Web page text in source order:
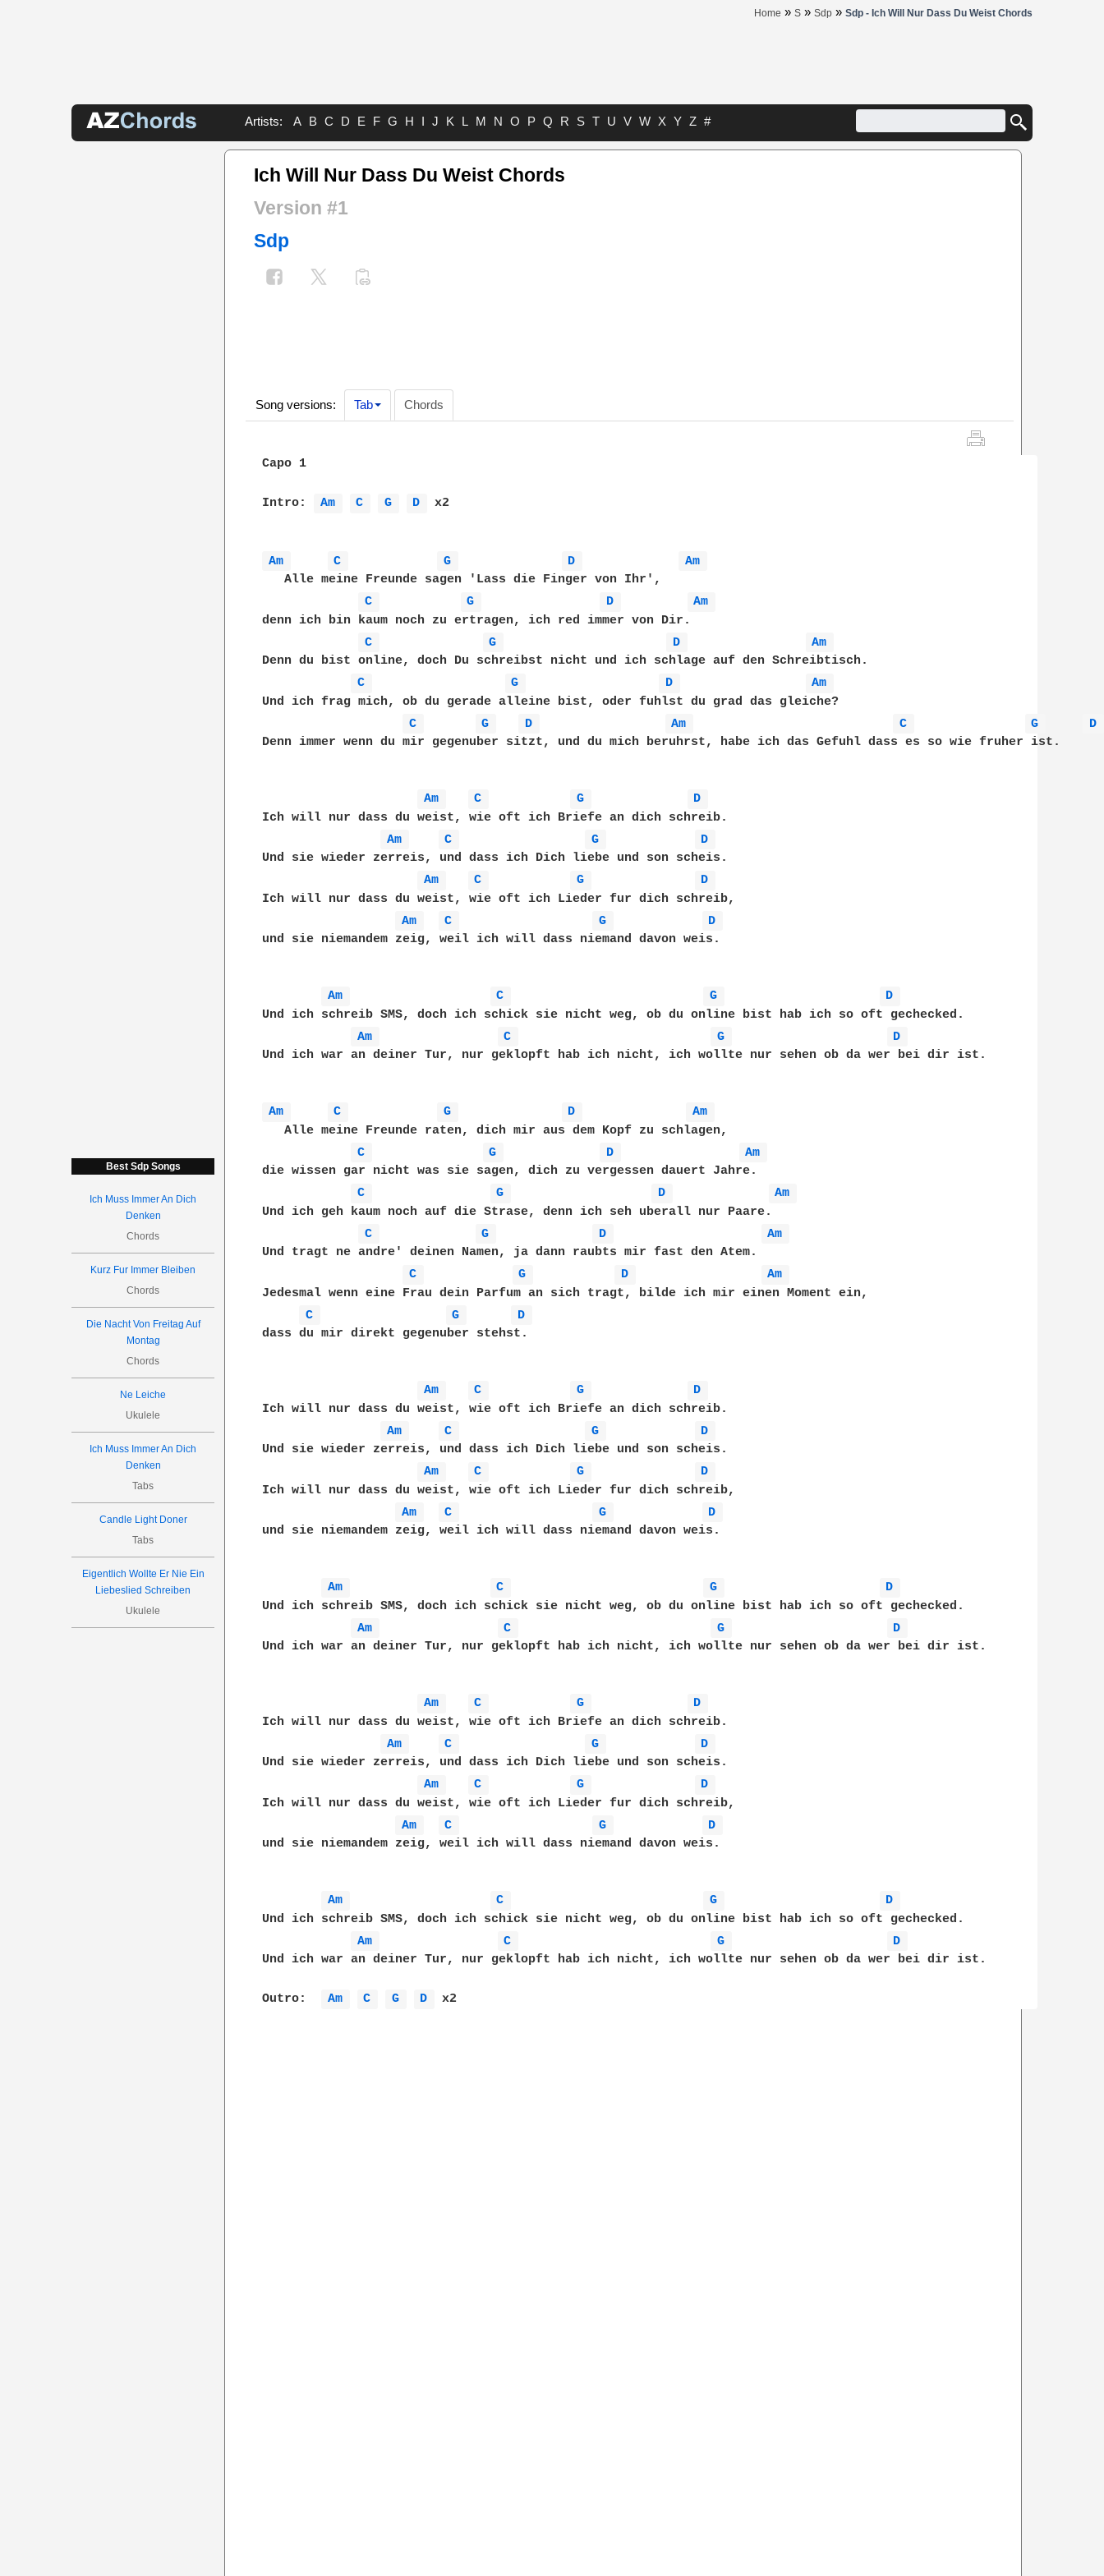
Home » S » Sdp » Sdp - Ich Will Nur Dass Du Weist Chords
Artists: A B C D E F G H I J K L M N O P Q R S T U V W X Y Z #
Best Sdp Songs
Ich Muss Immer An Dich
Denken
Chords
Kurz Fur Immer Bleiben
Chords
Die Nacht Von Freitag Auf
Montag
Chords
Ne Leiche
Ukulele
Ich Muss Immer An Dich
Denken
Tabs
Candle Light Doner
Tabs
Eigentlich Wollte Er Nie Ein
Liebeslied Schreiben
Ukulele
Ich Will Nur Dass Du Weist Chords
Version #1
Sdp
Song versions: Tab Chords
Capo 1
Intro: Am C G D x2
Am C G D
Am
   Alle meine Freunde sagen 'Lass die Finger von Ihr',
C
G D
Am
denn ich bin kaum noch zu ertragen, ich red immer von Dir.
C
G D
Am
Denn du bist online, doch Du schreibst nicht und ich schlage auf den Schreibtisch.
C
G D
Am
Und ich frag mich, ob du gerade alleine bist, oder fuhlst du grad das gleiche?
C
G D Am C G
D
Denn immer wenn du mir gegenuber sitzt, und du mich beruhrst, habe ich das Gefuhl dass es so wie fruher ist.
Am C G
D
Ich will nur dass du weist, wie oft ich Briefe an dich schreib.
Am
C G
D
Und sie wieder zerreis, und dass ich Dich liebe und son scheis.
Am
C G
D
Ich will nur dass du weist, wie oft ich Lieder fur dich schreib,
Am
C G
D
und sie niemandem zeig, weil ich will dass niemand davon weis.
Am C G
D
Und ich schreib SMS, doch ich schick sie nicht weg, ob du online bist hab ich so oft gechecked.
Am
C G
D
Und ich war an deiner Tur, nur geklopft hab ich nicht, ich wollte nur sehen ob da wer bei dir ist.
Am C G D
Am
   Alle meine Freunde raten, dich mir aus dem Kopf zu schlagen,
C
G D
Am
die wissen gar nicht was sie sagen, dich zu vergessen dauert Jahre.
C
G D
Am
Und ich geh kaum noch auf die Strase, denn ich seh uberall nur Paare.
C
G D
Am
Und tragt ne andre' deinen Namen, ja dann raubts mir fast den Atem.
C
G D
Am
Jedesmal wenn eine Frau dein Parfum an sich tragt, bilde ich mir einen Moment ein,
C
G
D
dass du mir direkt gegenuber stehst.
Am C G
D
Ich will nur dass du weist, wie oft ich Briefe an dich schreib.
Am
C G
D
Und sie wieder zerreis, und dass ich Dich liebe und son scheis.
Am
C G
D
Ich will nur dass du weist, wie oft ich Lieder fur dich schreib,
Am
C G
D
und sie niemandem zeig, weil ich will dass niemand davon weis.
Am C G
D
Und ich schreib SMS, doch ich schick sie nicht weg, ob du online bist hab ich so oft gechecked.
Am
C G
D
Und ich war an deiner Tur, nur geklopft hab ich nicht, ich wollte nur sehen ob da wer bei dir ist.
Am C G
D
Ich will nur dass du weist, wie oft ich Briefe an dich schreib.
Am
C G
D
Und sie wieder zerreis, und dass ich Dich liebe und son scheis.
Am
C G
D
Ich will nur dass du weist, wie oft ich Lieder fur dich schreib,
Am
C G
D
und sie niemandem zeig, weil ich will dass niemand davon weis.
Am C G
D
Und ich schreib SMS, doch ich schick sie nicht weg, ob du online bist hab ich so oft gechecked.
Am
C G
D
Und ich war an deiner Tur, nur geklopft hab ich nicht, ich wollte nur sehen ob da wer bei dir ist.
Outro: Am C G D